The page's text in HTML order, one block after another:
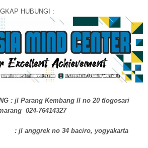
HUBUNGI :
: jl Parang Kembang ll no 20 tlogosari
024-76414327
: jl anggrek no 34 baciro, yogyakarta